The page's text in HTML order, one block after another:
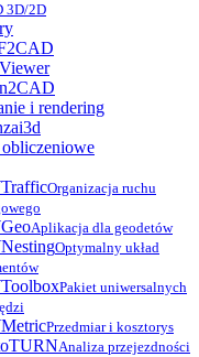
3D/2D
i rendering
Organizacja ruchu
Aplikacja dla geodetów
Optymalny układ
Pakiet uniwersalnych
Przedmiar i kosztorys
Analiza przejezdności